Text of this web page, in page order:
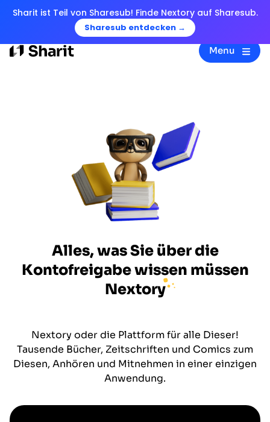
Sharit ist Teil von Sharesub! Finde Nextory auf Sharesub.
Sharesub entdecken →
Menu
Alles, was Sie über die
Kontofreigabe wissen müssen
Nextory
Nextory oder die Plattform für alle Dieser!
Tausende Bücher, Zeitschriften und Comics zum
Diesen, Anhören und Mitnehmen in einer einzigen
Anwendung.